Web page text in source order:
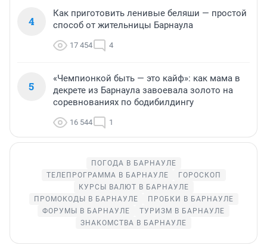
4
Как приготовить ленивые беляши — простой
способ от жительницы Барнаула
17 454 4
5
«Чемпионкой быть — это кайф»: как мама в
декрете из Барнаула завоевала золото на
соревнованиях по бодибилдингу
16 544 1
ПОГОДА В БАРНАУЛЕ
ТЕЛЕПРОГРАММА В БАРНАУЛЕ
ГОРОСКОП
КУРСЫ ВАЛЮТ В БАРНАУЛЕ
ПРОМОКОДЫ В БАРНАУЛЕ
ПРОБКИ В БАРНАУЛЕ
ФОРУМЫ В БАРНАУЛЕ
ТУРИЗМ В БАРНАУЛЕ
ЗНАКОМСТВА В БАРНАУЛЕ